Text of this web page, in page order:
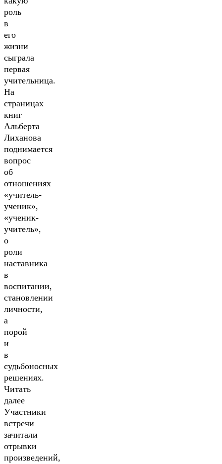
роль
в
его
жизни
сыграла
первая
учительница.
На
страницах
книг
Альберта
Лиханова
поднимается
вопрос
об
отношениях
«учитель-
ученик»,
«ученик-
учитель»,
о
роли
наставника
в
воспитании,
становлении
личности,
а
порой
и
в
судьбоносных
решениях.
Читать
далее
Участники
встречи
зачитали
отрывки
произведений,